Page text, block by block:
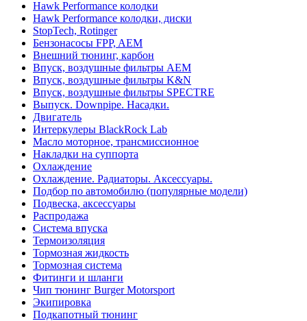
Hawk Performance колодки
Hawk Performance колодки, диски
StopTech, Rotinger
Бензонасосы FPP, AEM
Внешний тюнинг, карбон
Впуск, воздушные фильтры AEM
Впуск, воздушные фильтры K&N
Впуск, воздушные фильтры SPECTRE
Выпуск. Downpipe. Насадки.
Двигатель
Интеркулеры BlackRock Lab
Масло моторное, трансмиссионное
Накладки на суппорта
Охлаждение
Охлаждение. Радиаторы. Аксессуары.
Подбор по автомобилю (популярные модели)
Подвеска, аксессуары
Распродажа
Система впуска
Термоизоляция
Тормозная жидкость
Тормозная система
Фитинги и шланги
Чип тюнинг Burger Motorsport
Экипировка
Подкапотный тюнинг